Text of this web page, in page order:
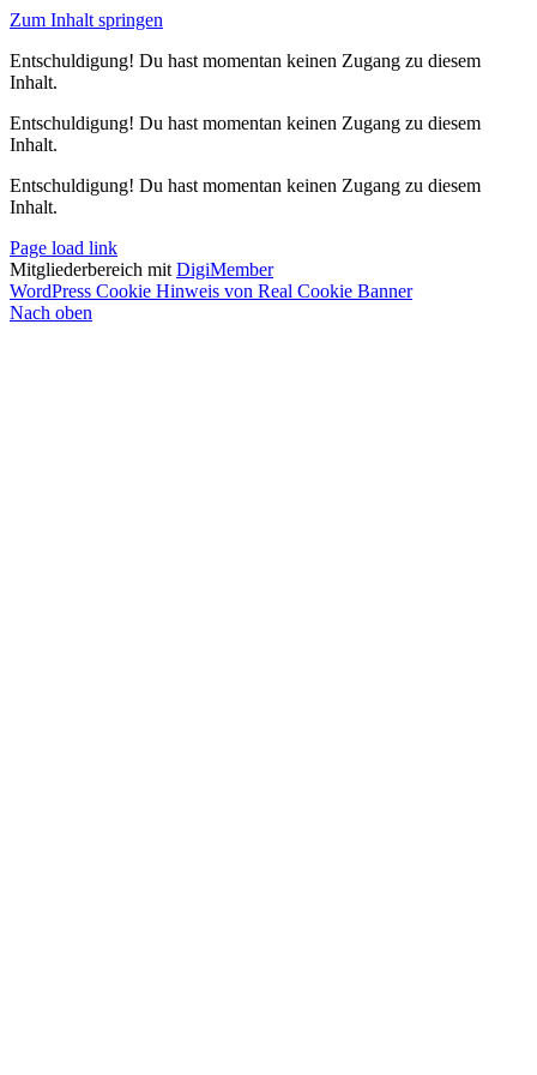
Zum Inhalt springen
Entschuldigung! Du hast momentan keinen Zugang zu diesem
Inhalt.
Entschuldigung! Du hast momentan keinen Zugang zu diesem
Inhalt.
Entschuldigung! Du hast momentan keinen Zugang zu diesem
Inhalt.
Page load link
Mitgliederbereich mit DigiMember
WordPress Cookie Hinweis von Real Cookie Banner
Nach oben